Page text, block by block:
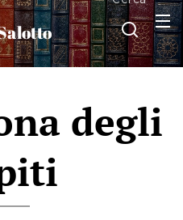
degli